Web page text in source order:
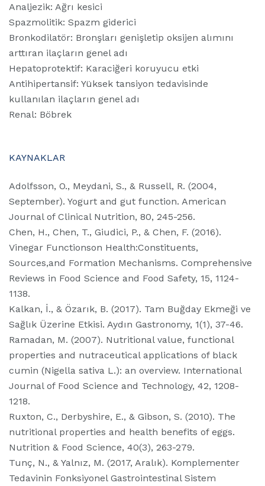
Analjezik: Ağrı kesici
Spazmolitik: Spazm giderici
Bronkodilatör: Bronşları genişletip oksijen alımını
arttıran ilaçların genel adı
Hepatoprotektif: Karaciğeri koruyucu etki
Antihipertansif: Yüksek tansiyon tedavisinde
kullanılan ilaçların genel adı
Renal: Böbrek
KAYNAKLAR
Adolfsson, O., Meydani, S., & Russell, R. (2004,
September). Yogurt and gut function. American
Journal of Clinical Nutrition, 80, 245-256.
Chen, H., Chen, T., Giudici, P., & Chen, F. (2016).
Vinegar Functionson Health:Constituents,
Sources,and Formation Mechanisms. Comprehensive
Reviews in Food Science and Food Safety, 15, 1124-
1138.
Kalkan, İ., & Özarık, B. (2017). Tam Buğday Ekmeği ve
Sağlık Üzerine Etkisi. Aydın Gastronomy, 1(1), 37-46.
Ramadan, M. (2007). Nutritional value, functional
properties and nutraceutical applications of black
cumin (Nigella sativa L.): an overview. International
Journal of Food Science and Technology, 42, 1208-
1218.
Ruxton, C., Derbyshire, E., & Gibson, S. (2010). The
nutritional properties and health benefits of eggs.
Nutrition & Food Science, 40(3), 263-279.
Tunç, N., & Yalnız, M. (2017, Aralık). Komplementer
Tedavinin Fonksiyonel Gastrointestinal Sistem